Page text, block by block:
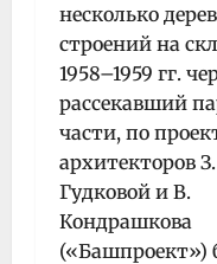
несколько
строений на
1958–1959 гг.
рассекавший
части, по
архитекторов З.
Гудковой и В.
Кондрашкова
(«Башпроект»)